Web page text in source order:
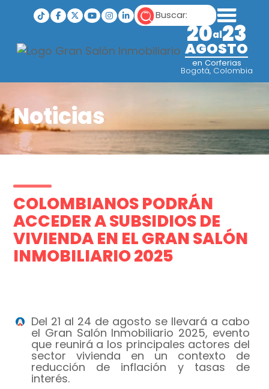
20al23
AGOSTO
en Corferias
Bogotá, Colombia
Noticias
COLOMBIANOS PODRÁN
ACCEDER A SUBSIDIOS DE
VIVIENDA EN EL GRAN SALÓN
INMOBILIARIO 2025
Del 21 al 24 de agosto se llevará a cabo
el Gran Salón Inmobiliario 2025, evento
que reunirá a los principales actores del
sector vivienda en un contexto de
reducción de inflación y tasas de
interés.